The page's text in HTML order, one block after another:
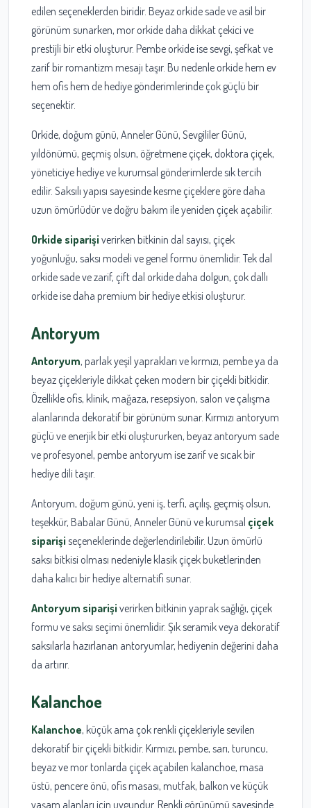
edilen seçeneklerden biridir. Beyaz orkide sade ve asil bir
görünüm sunarken, mor orkide daha dikkat çekici ve
prestijli bir etki oluşturur. Pembe orkide ise sevgi, şefkat ve
zarif bir romantizm mesajı taşır. Bu nedenle orkide hem ev
hem ofis hem de hediye gönderimlerinde çok güçlü bir
seçenektir.
Orkide, doğum günü, Anneler Günü, Sevgililer Günü,
yıldönümü, geçmiş olsun, öğretmene çiçek, doktora çiçek,
yöneticiye hediye ve kurumsal gönderimlerde sık tercih
edilir. Saksılı yapısı sayesinde kesme çiçeklere göre daha
uzun ömürlüdür ve doğru bakım ile yeniden çiçek açabilir.
Orkide siparişi verirken bitkinin dal sayısı, çiçek
yoğunluğu, saksı modeli ve genel formu önemlidir. Tek dal
orkide sade ve zarif, çift dal orkide daha dolgun, çok dallı
orkide ise daha premium bir hediye etkisi oluşturur.
Antoryum
Antoryum, parlak yeşil yaprakları ve kırmızı, pembe ya da
beyaz çiçekleriyle dikkat çeken modern bir çiçekli bitkidir.
Özellikle ofis, klinik, mağaza, resepsiyon, salon ve çalışma
alanlarında dekoratif bir görünüm sunar. Kırmızı antoryum
güçlü ve enerjik bir etki oluştururken, beyaz antoryum sade
ve profesyonel, pembe antoryum ise zarif ve sıcak bir
hediye dili taşır.
Antoryum, doğum günü, yeni iş, terfi, açılış, geçmiş olsun,
teşekkür, Babalar Günü, Anneler Günü ve kurumsal çiçek
siparişi seçeneklerinde değerlendirilebilir. Uzun ömürlü
saksı bitkisi olması nedeniyle klasik çiçek buketlerinden
daha kalıcı bir hediye alternatifi sunar.
Antoryum siparişi verirken bitkinin yaprak sağlığı, çiçek
formu ve saksı seçimi önemlidir. Şık seramik veya dekoratif
saksılarla hazırlanan antoryumlar, hediyenin değerini daha
da artırır.
Kalanchoe
Kalanchoe, küçük ama çok renkli çiçekleriyle sevilen
dekoratif bir çiçekli bitkidir. Kırmızı, pembe, sarı, turuncu,
beyaz ve mor tonlarda çiçek açabilen kalanchoe, masa
üstü, pencere önü, ofis masası, mutfak, balkon ve küçük
yaşam alanları için uygundur. Renkli görünümü sayesinde